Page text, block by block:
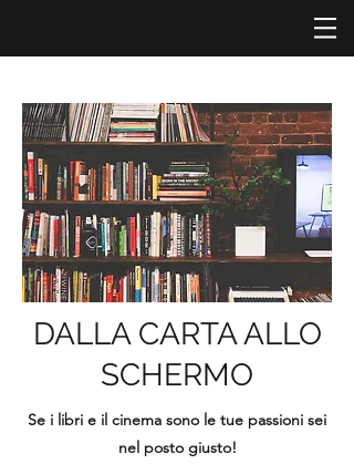
DALLA CARTA ALLO
SCHERMO
Se i libri e il cinema sono le tue passioni sei
nel posto giusto!